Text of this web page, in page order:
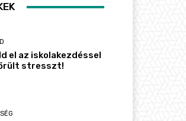
el az iskolakezdéssel
stresszt!